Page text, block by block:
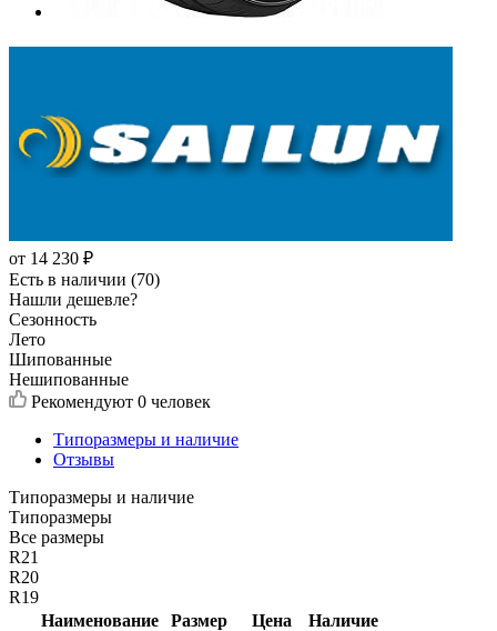
от 14 230 ₽
Есть в наличии (70)
Нашли дешевле?
Сезонность
Лето
Шипованные
Нешипованные
Рекомендуют 0 человек
Типоразмеры и наличие
Отзывы
Типоразмеры и наличие
Типоразмеры
Все размеры
R21
R20
R19
Наименование
Размер Цена Наличие